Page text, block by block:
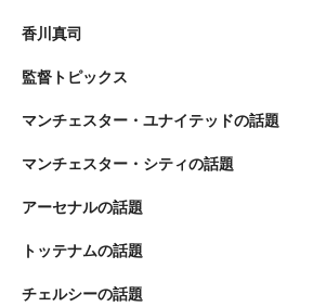
香川真司
監督トピックス
マンチェスター・ユナイテッドの話題
マンチェスター・シティの話題
アーセナルの話題
トッテナムの話題
チェルシーの話題